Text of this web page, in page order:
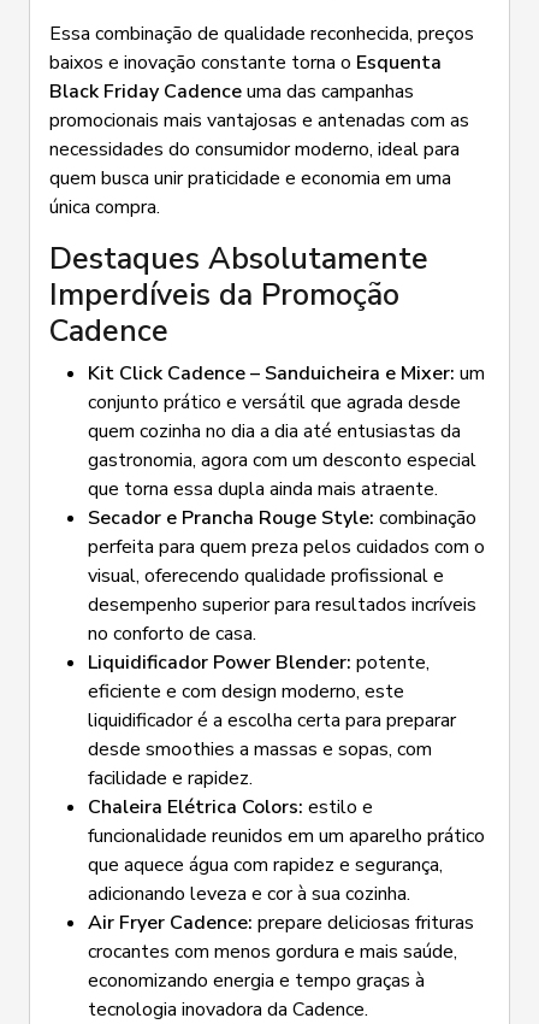
Essa combinação de qualidade reconhecida, preços
baixos e inovação constante torna o Esquenta
Black Friday Cadenceuma das campanhas
promocionais mais vantajosas e antenadas com as
necessidades do consumidor moderno, ideal para
quem busca unir praticidade e economia em uma
única compra.
Destaques Absolutamente
Imperdíveis da Promoção
Cadence
Kit Click Cadence – Sanduicheira e Mixer: um
conjunto prático e versátil que agrada desde
quem cozinha no dia a dia até entusiastas da
gastronomia, agora com um desconto especial
que torna essa dupla ainda mais atraente.
Secador e Prancha Rouge Style: combinação
perfeita para quem preza pelos cuidados com o
visual, oferecendo qualidade profissional e
desempenho superior para resultados incríveis
no conforto de casa.
Liquidificador Power Blender: potente,
eficiente e com design moderno, este
liquidificador é a escolha certa para preparar
desde smoothies a massas e sopas, com
facilidade e rapidez.
Chaleira Elétrica Colors: estilo e
funcionalidade reunidos em um aparelho prático
que aquece água com rapidez e segurança,
adicionando leveza e cor à sua cozinha.
Air Fryer Cadence: prepare deliciosas frituras
crocantes com menos gordura e mais saúde,
economizando energia e tempo graças à
tecnologia inovadora da Cadence.